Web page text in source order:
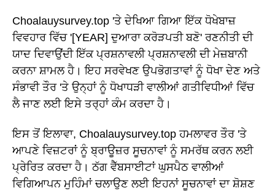
Choalauysurvey.top 'ਤੇ ਦੇਖਿਆ ਗਿਆ ਇੱਕ ਧੋਖੇਬਾਜ਼
ਵਿਵਹਾਰ ਵਿੱਚ '[YEAR] ਦੁਆਰਾ ਕਰੋੜਪਤੀ ਬਣੋ' ਰਣਨੀਤੀ ਦੀ
ਯਾਦ ਦਿਵਾਉਂਦੀ ਇੱਕ ਪ੍ਰਸ਼ਨਾਵਲੀ ਪ੍ਰਸ਼ਨਾਵਲੀ ਦੀ ਮੇਜ਼ਬਾਨੀ
ਕਰਨਾ ਸ਼ਾਮਲ ਹੈ। ਇਹ ਸਰਵੇਖਣ ਉਪਭੋਗਤਾਵਾਂ ਨੂੰ ਧੋਖਾ ਦੇਣ ਅਤੇ
ਸੰਭਾਵੀ ਤੌਰ 'ਤੇ ਉਨ੍ਹਾਂ ਨੂੰ ਧੋਖਾਧੜੀ ਵਾਲੀਆਂ ਗਤੀਵਿਧੀਆਂ ਵਿੱਚ
ਲੈ ਜਾਣ ਲਈ ਇਸੇ ਤਰ੍ਹਾਂ ਕੰਮ ਕਰਦਾ ਹੈ।
ਇਸ ਤੋਂ ਇਲਾਵਾ, Choalauysurvey.top ਹਮਲਾਵਰ ਤੌਰ 'ਤੇ
ਆਪਣੇ ਵਿਜ਼ਟਰਾਂ ਨੂੰ ਬ੍ਰਾਊਜ਼ਰ ਸੂਚਨਾਵਾਂ ਨੂੰ ਸਮਰੱਥ ਕਰਨ ਲਈ
ਪ੍ਰੇਰਿਤ ਕਰਦਾ ਹੈ। ਠੱਗ ਵੈੱਬਸਾਈਟਾਂ ਘੁਸਪੈਠ ਵਾਲੀਆਂ
ਵਿਗਿਆਪਨ ਮੁਹਿੰਮਾਂ ਚਲਾਉਣ ਲਈ ਇਹਨਾਂ ਸੂਚਨਾਵਾਂ ਦਾ ਸ਼ੋਸ਼ਣ